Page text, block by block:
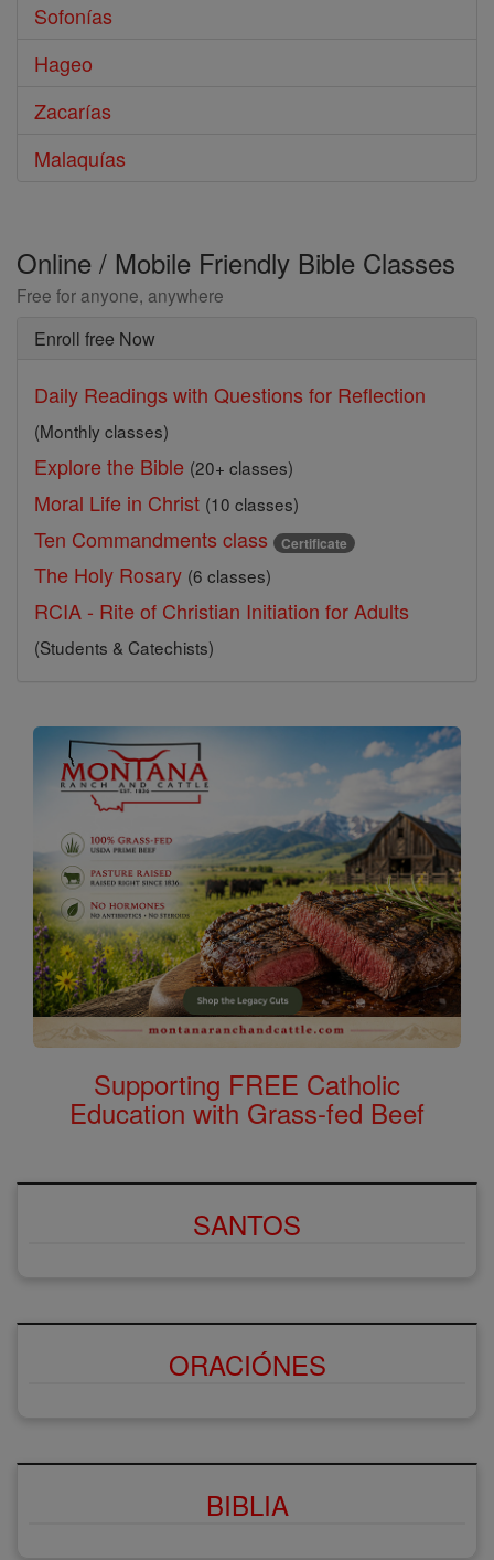
Sofonías
Hageo
Zacarías
Malaquías
Online / Mobile Friendly Bible Classes
Free for anyone, anywhere
Enroll free Now
Daily Readings with Questions for Reflection
(Monthly classes)
Explore the Bible (20+ classes)
Moral Life in Christ (10 classes)
Ten Commandments class Certificate
The Holy Rosary (6 classes)
RCIA - Rite of Christian Initiation for Adults
(Students & Catechists)
Supporting FREE Catholic
Education with Grass-fed Beef
SANTOS
ORACIÓNES
BIBLIA